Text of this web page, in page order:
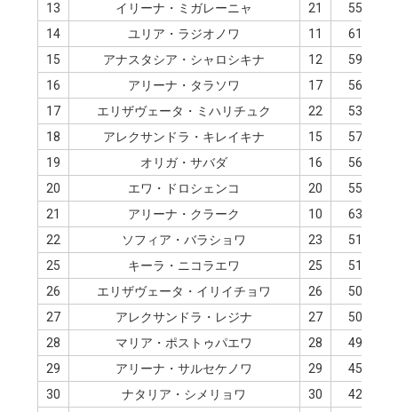
13
イリーナ・ミガレーニャ 21
55.21
14
ユリア・ラジオノワ 11
61.22
15
アナスタシア・シャロシキナ 12
59.58
16
アリーナ・タラソワ 17
56.11
17
エリザヴェータ・ミハリチュク 22
53.82
18
アレクサンドラ・キレイキナ 15
57.00
19
オリガ・サバダ 16
56.71
20
エワ・ドロシェンコ 20
55.29
21
アリーナ・クラーク 10
63.91
22
ソフィア・バラショワ 23
51.96
25
キーラ・ニコラエワ 25
51.19
26
エリザヴェータ・イリイチョワ 26
50.61
27
アレクサンドラ・レジナ 27
50.22
28
マリア・ポストゥパエワ 28
49.62
29
アリーナ・サルセケノワ 29
45.31
30
ナタリア・シメリョワ 30
42.42